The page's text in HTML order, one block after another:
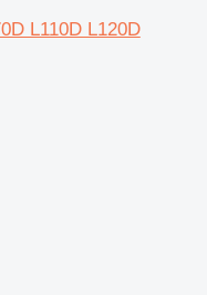
L110D L120D